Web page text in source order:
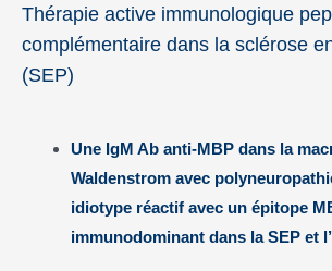
Thérapie active immunologique
complémentaire dans la sclérose
(SEP)
Une IgM Ab anti-MBP dans la
Waldenstrom avec
idiotype réactif avec un épitope
immunodominant dans la SEP et